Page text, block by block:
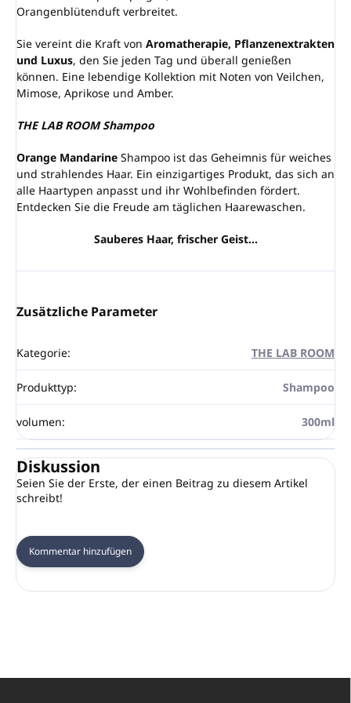
Orangenblütenduft verbreitet.
Sie vereint die Kraft von Aromatherapie, Pflanzenextrakten
und Luxus, den Sie jeden Tag und überall genießen
können. Eine lebendige Kollektion mit Noten von Veilchen,
Mimose, Aprikose und Amber.
THE LAB ROOM Shampoo
Orange Mandarine Shampoo ist das Geheimnis für weiches
und strahlendes Haar. Ein einzigartiges Produkt, das sich an
alle Haartypen anpasst und ihr Wohlbefinden fördert.
Entdecken Sie die Freude am täglichen Haarewaschen.
Sauberes Haar, frischer Geist...
Zusätzliche Parameter
Kategorie: THE LAB ROOM
Produkttyp: Shampoo
volumen: 300ml
Diskussion
Seien Sie der Erste, der einen Beitrag zu diesem Artikel
schreibt!
Kommentar hinzufügen
F